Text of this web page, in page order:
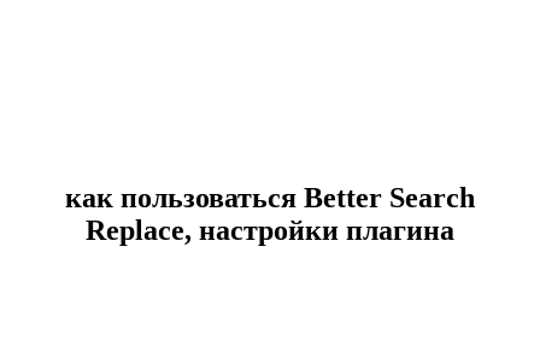
как пользоваться Better Search
Replace, настройки плагина